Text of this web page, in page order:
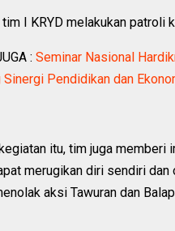
tim I KRYD melakukan patroli
: Seminar Nasional
Sinergi Pendidikan dan
itu, tim juga memberi
merugikan diri sendiri dan
aksi Tawuran dan